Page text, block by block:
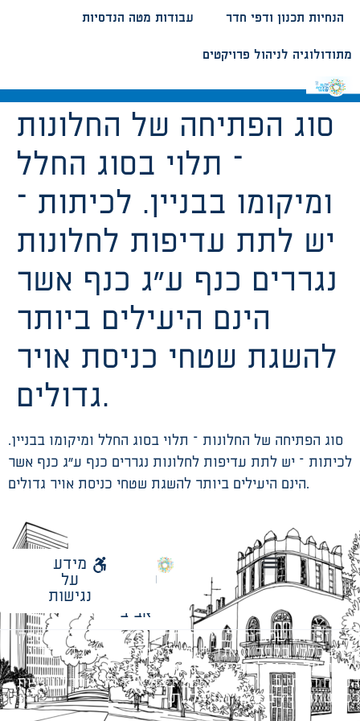
עבודות מטה הנדסיות הנחיות תכנון ודפי חדר
מתודולוגיה לניהול פרויקטים
סוג הפתיחה של החלונות
– תלוי בסוג החלל
ומיקומו בבניין. לכיתות –
יש לתת עדיפות לחלונות
נגררים כנף ע”ג כנף אשר
הינם היעילים ביותר
להשגת שטחי כניסת אויר
גדולים.
סוג הפתיחה של החלונות – תלוי בסוג החלל ומיקומו בבניין.
לכיתות – יש לתת עדיפות לחלונות נגררים כנף ע”ג כנף אשר
הינם היעילים ביותר להשגת שטחי כניסת אויר גדולים.
עיריית
אביב
מידע
על
נגישות
כל הזכויות שמורות לעיריית תל-אביב-יפו. האתר מספק
מידע כללי בלבד ומאגד הנחיות תכנוניות בלבד למבני
ציבור על פי נהלי עיריית תל אביב-יפו.
הנוסח המחייב הוא זה הקבוע בהוראות הדין הרלוונטיות
כפי שתהיינה בתוקף מעת לעת.